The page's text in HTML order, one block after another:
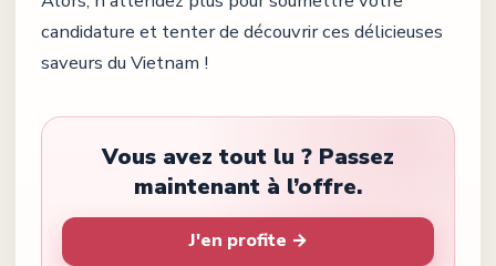
candidature et tenter de découvrir ces délicieuses
saveurs du Vietnam !
Vous avez tout lu ? Passez
maintenant à l’offre.
J'en profite →